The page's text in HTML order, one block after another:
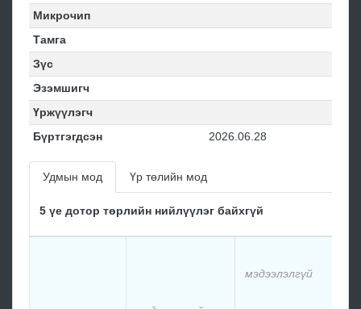
Микрочип
Тамга
Зүс
Эзэмшигч
Үржүүлэгч
Бүртгэгдсэн
2026.06.28
Удмын мод Үр төлийн мод
5 үе дотор төрлийн нийлүүлэг байхгүй
мэдээлэлгүй